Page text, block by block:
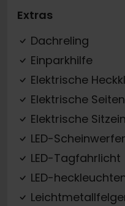
Extras
Dachreling
Einparkhilfe
Elektrische
Elektrische
Elektrische
LED-Scheinwerfer
LED-Tagfahrlicht
LED-